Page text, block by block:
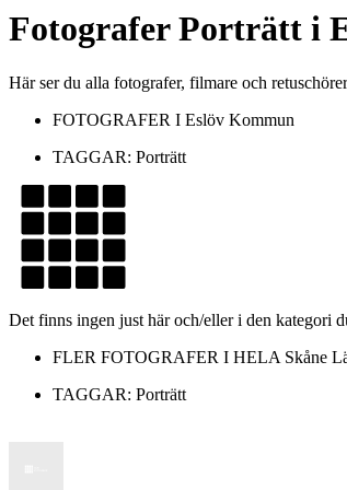
FotograferPorträtt i
Här ser du alla fotografer, filmare och
FOTOGRAFER I Eslöv Kommun
TAGGAR: Porträtt
Det finns ingen just här och/eller i den kategori
FLER FOTOGRAFER I HELA Skåne
TAGGAR: Porträtt